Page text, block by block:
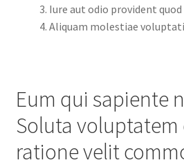
Iure aut odio provident quod
Aliquam molestiae
Eum qui sapiente
Soluta voluptatem
ratione velit